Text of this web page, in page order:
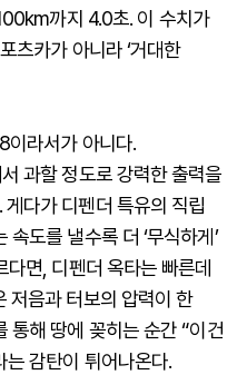
까지 4.0초. 이 수치가
츠카가 아니라 ‘거대한
이라서가 아니다.
과할 정도로 강력한 출력을
다가 디펜더 특유의 직립
도를 낼수록 더 ‘무식하게’
면, 디펜더 옥타는 빠른데
저음과 터보의 압력이 한
통해 땅에 꽂히는 순간 “이건
는 감탄이 튀어나온다.